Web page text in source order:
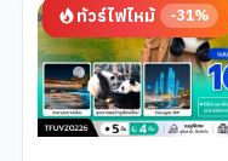
องตูเจียงเยี่ยน
ทัวร์ไฟไหม้ -31%